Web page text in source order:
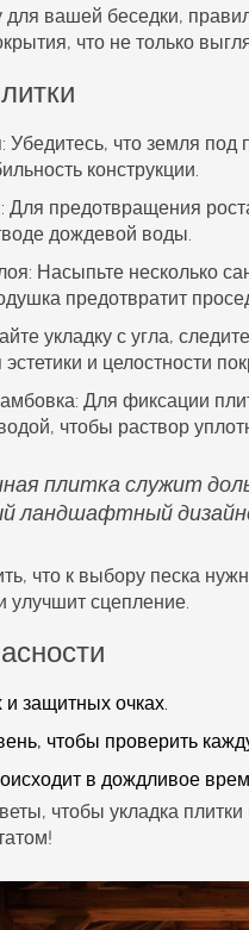
для вашей беседки,
что не только
: Убедитесь, что земля под
конструкции.
: Для предотвращения
дождевой воды.
: Насыпьте несколько
предотвратит
укладку с угла,
и целостности
: Для фиксации
чтобы раствор
плитка служит
ландшафтный
что к выбору песка
улучшит сцепление.
и защитных очках.
чтобы проверить
в дождливое
чтобы укладка плитки